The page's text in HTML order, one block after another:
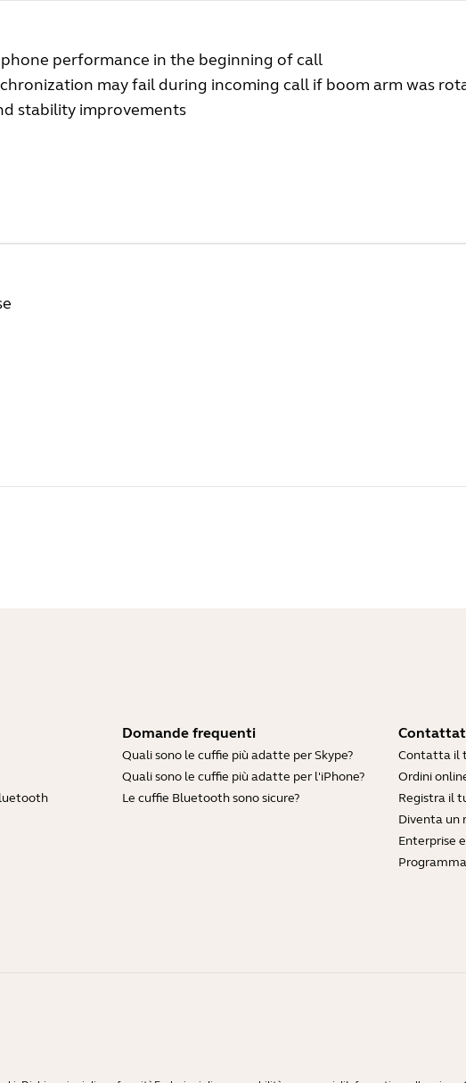
performance in the beginning of call
may fail during incoming call if boom arm was
stability improvements
Domande frequenti
Quali sono le cuffie più adatte per Skype?
Quali sono le cuffie più adatte per l'iPhone?
Le cuffie Bluetooth sono sicure?
Contatta il
Ordini
Registra il
Diventa un
Enterprise